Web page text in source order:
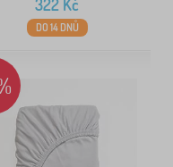
322 Kč
DO 14 DNŮ